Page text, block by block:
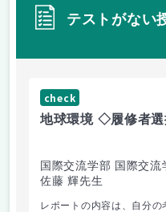
テストがない
check
地球環境 ◇履修者
国際交流学部 国際交流
佐藤 輝先生
レポートの内容は、自分の